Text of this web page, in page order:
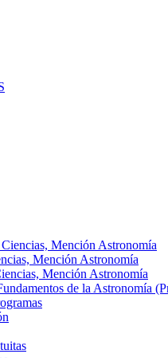
Mención Astronomía
Mención Astronomía
Mención Astronomía
de la Astronomía